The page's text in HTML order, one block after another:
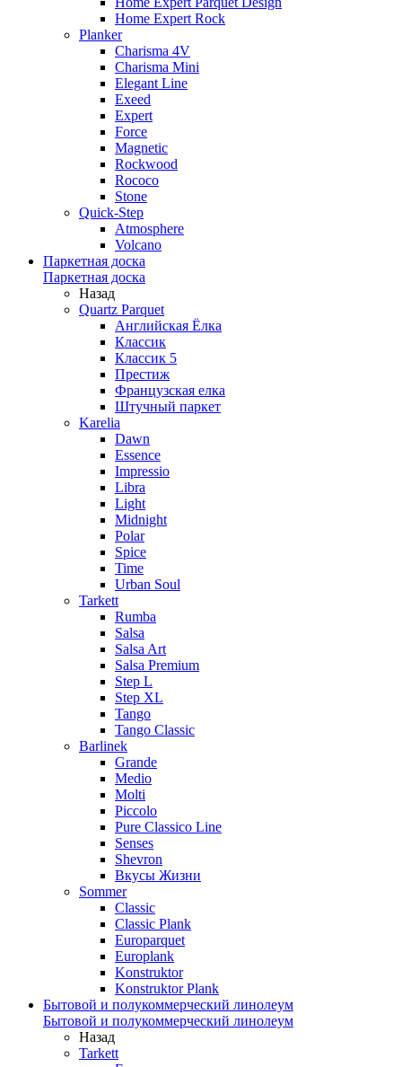
Home Expert Rock
Planker
Charisma 4V
Charisma Mini
Elegant Line
Exeed
Expert
Force
Magnetic
Rockwood
Rococo
Stone
Quick-Step
Atmosphere
Volcano
Паркетная доска
Паркетная доска
Назад
Quartz Parquet
Английская Ёлка
Классик
Классик 5
Престиж
Французская елка
Штучный паркет
Karelia
Dawn
Essence
Impressio
Libra
Light
Midnight
Polar
Spice
Time
Urban Soul
Tarkett
Rumba
Salsa
Salsa Art
Salsa Premium
Step L
Step XL
Tango
Tango Classic
Barlinek
Grande
Medio
Molti
Piccolo
Pure Classico Line
Senses
Shevron
Вкусы Жизни
Sommer
Classic
Classic Plank
Europarquet
Europlank
Konstruktor
Konstruktor Plank
Бытовой и полукоммерческий линолеум
Бытовой и полукоммерческий линолеум
Назад
Tarkett